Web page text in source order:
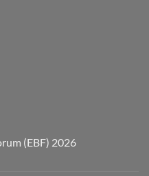
(EBF) 2026